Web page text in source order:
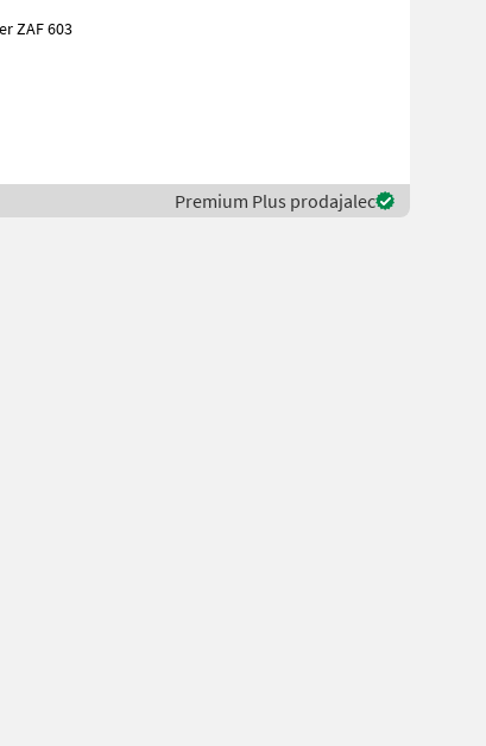
Premium Plus prodajalec